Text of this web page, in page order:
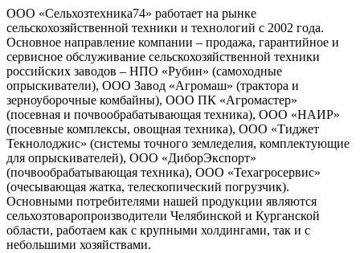
ООО «Сельхозтехника74» работает на рынке
сельскохозяйственной техники и технологий с 2002 года.
Основное направление компании – продажа, гарантийное и
сервисное обслуживание сельскохозяйственной техники
российских заводов – НПО «Рубин» (самоходные
опрыскиватели), ООО Завод «Агромаш» (трактора и
зерноуборочные комбайны), ООО ПК «Агромастер»
(посевная и почвообрабатывающая техника), ООО «НАИР»
(посевные комплексы, овощная техника), ООО «Тиджет
Текнолоджис» (системы точного земледелия, комплектующие
для опрыскивателей), ООО «ДиборЭкспорт»
(почвообрабатывающая техника), ООО «Техагросервис»
(очесывающая жатка, телескопический погрузчик).
Основными потребителями нашей продукции являются
сельхозтоваропроизводители Челябинской и Курганской
области, работаем как с крупными холдингами, так и с
небольшими хозяйствами.